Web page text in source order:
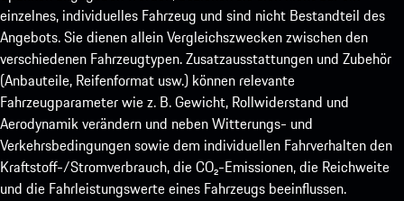
einzelnes, individuelles Fahrzeug und sind nicht Bestandteil des
Angebots. Sie dienen allein Vergleichszwecken zwischen den
verschiedenen Fahrzeugtypen. Zusatzausstattungen und Zubehör
(Anbauteile, Reifenformat usw.) können relevante
Fahrzeugparameter wie z. B. Gewicht, Rollwiderstand und
Aerodynamik verändern und neben Witterungs- und
Verkehrsbedingungen sowie dem individuellen Fahrverhalten den
Kraftstoff-/Stromverbrauch, die CO₂-Emissionen, die Reichweite
und die Fahrleistungswerte eines Fahrzeugs beeinflussen.